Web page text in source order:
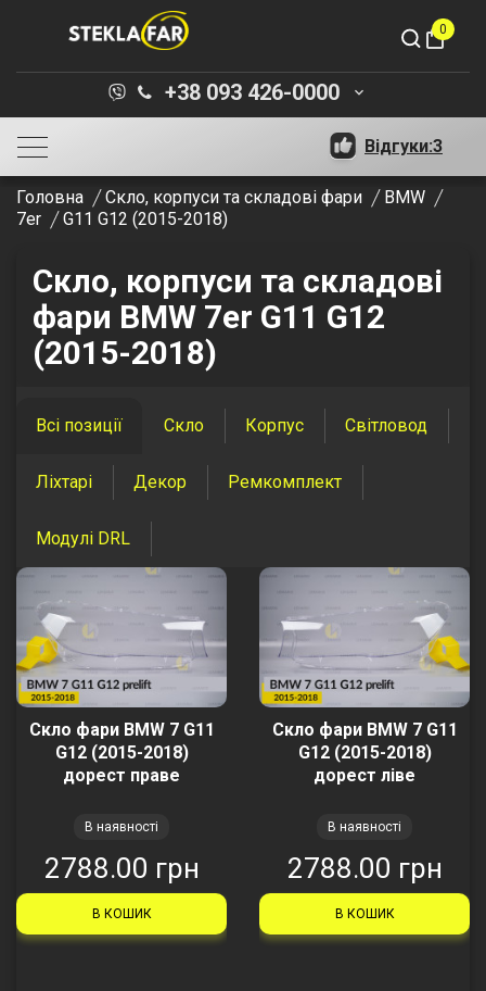
shopping_bag
0
+38 093 426-0000 keyboard_arrow_down
Відгуки:3
Головна Скло, корпуси та складові фари
BMW
7er
G11 G12 (2015-2018)
Скло, корпуси та складові
фари BMW 7er G11 G12
(2015-2018)
Всі позиції Скло Корпус Світловод
Ліхтарі Декор Ремкомплект
Модулі DRL
Скло фари BMW 7 G11
G12 (2015-2018)
дорест праве
В наявності
2788.00 грн
В КОШИК
Скло фари BMW 7 G11
G12 (2015-2018)
дорест ліве
В наявності
2788.00 грн
В КОШИК